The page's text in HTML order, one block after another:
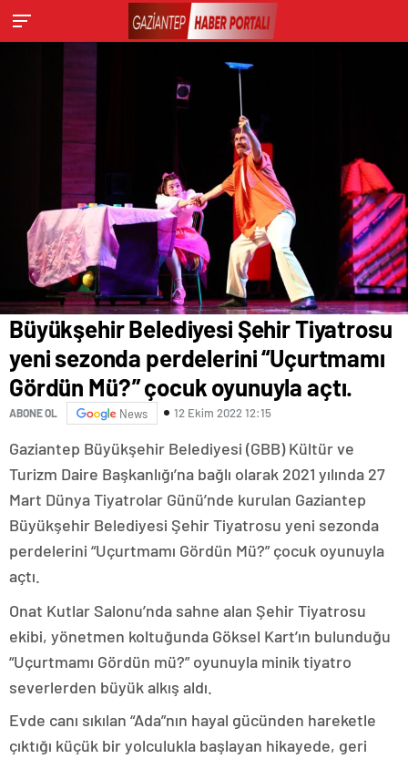
Büyükşehir Belediyesi Şehir Tiyatrosu
yeni sezonda perdelerini “Uçurtmamı
Gördün Mü?” çocuk oyunuyla açtı.
ABONE OL News 12 Ekim 2022 12:15
Gaziantep Büyükşehir Belediyesi (GBB) Kültür ve
Turizm Daire Başkanlığı’na bağlı olarak 2021 yılında 27
Mart Dünya Tiyatrolar Günü’nde kurulan Gaziantep
Büyükşehir Belediyesi Şehir Tiyatrosu yeni sezonda
perdelerini “Uçurtmamı Gördün Mü?” çocuk oyunuyla
açtı.
Onat Kutlar Salonu’nda sahne alan Şehir Tiyatrosu
ekibi, yönetmen koltuğunda Göksel Kart’ın bulunduğu
“Uçurtmamı Gördün mü?” oyunuyla minik tiyatro
severlerden büyük alkış aldı.
Evde canı sıkılan “Ada”nın hayal gücünden hareketle
çıktığı küçük bir yolculukla başlayan hikayede, geri